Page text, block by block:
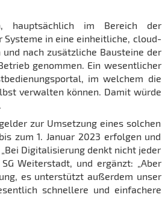
hauptsächlich im Bereich der
in eine einheitliche, cloud-
nach zusätzliche Bausteine der
genommen. Ein wesentlicher
im welchem die
verwalten können. Damit würde
zur Umsetzung eines solchen
zum 1. Januar 2023 erfolgen und
Digitalisierung denkt nicht jeder
Weiterstadt, und ergänzt: „Aber
es unterstützt außerdem unser
schnellere und einfachere